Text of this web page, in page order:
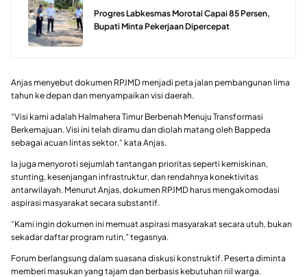
Progres Labkesmas Morotai Capai 85 Persen,
Bupati Minta Pekerjaan Dipercepat
Anjas menyebut dokumen RPJMD menjadi peta jalan pembangunan lima
tahun ke depan dan menyampaikan visi daerah.
“Visi kami adalah Halmahera Timur Berbenah Menuju Transformasi
Berkemajuan. Visi ini telah diramu dan diolah matang oleh Bappeda
sebagai acuan lintas sektor,” kata Anjas.
Ia juga menyoroti sejumlah tantangan prioritas seperti kemiskinan,
stunting, kesenjangan infrastruktur, dan rendahnya konektivitas
antarwilayah. Menurut Anjas, dokumen RPJMD harus mengakomodasi
aspirasi masyarakat secara substantif.
“Kami ingin dokumen ini memuat aspirasi masyarakat secara utuh, bukan
sekadar daftar program rutin,” tegasnya.
Forum berlangsung dalam suasana diskusi konstruktif. Peserta diminta
memberi masukan yang tajam dan berbasis kebutuhan riil warga.